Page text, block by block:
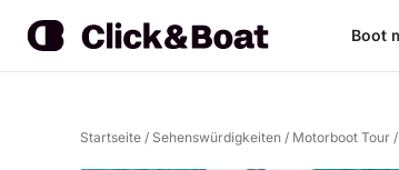
Boot
Startseite / Sehenswürdigkeiten / Motorboot Tour /